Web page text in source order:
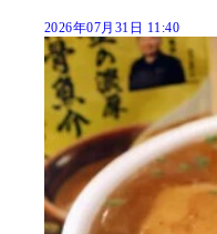
2026年07月31日 11:40